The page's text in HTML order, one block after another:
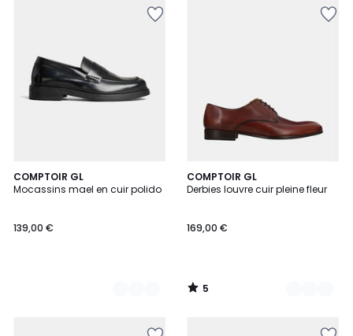
COMPTOIR GL
Mocassins mael en cuir polido
139,00 €
2
Couleurs
COMPTOIR GL
Derbies louvre cuir pleine fleur
169,00 €
5
/
2
Couleurs
5
/